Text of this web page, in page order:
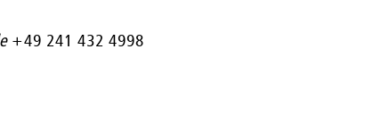
+49 241 432 4998